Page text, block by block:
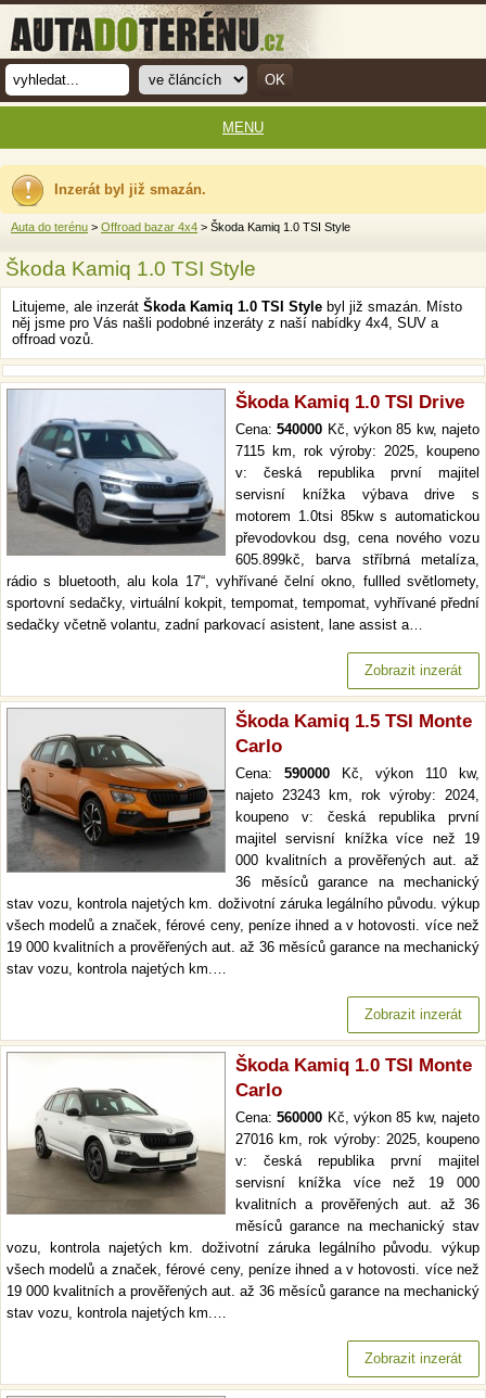
Inzerát byl již smazán.
Auta do terénu > Offroad bazar 4x4 > Škoda Kamiq 1.0 TSI Style
Škoda Kamiq 1.0 TSI Style
Litujeme, ale inzerát Škoda Kamiq 1.0 TSI Style byl již smazán. Místo
něj jsme pro Vás našli podobné inzeráty z naší nabídky 4x4, SUV a
offroad vozů.
Škoda Kamiq 1.0 TSI Drive
Cena:540000 Kč, výkon 85 kw, najeto
7115 km, rok výroby: 2025, koupeno
v: česká republika první majitel
servisní knížka výbava drive s
motorem 1.0tsi 85kw s automatickou
převodovkou dsg, cena nového vozu
605.899kč, barva stříbrná metalíza,
rádio s bluetooth, alu kola 17“, vyhřívané čelní okno, fullled světlomety,
sportovní sedačky, virtuální kokpit, tempomat, tempomat, vyhřívané přední
sedačky včetně volantu, zadní parkovací asistent, lane assist a…
Zobrazit inzerát
Škoda Kamiq 1.5 TSI Monte
Carlo
Cena: 590000 Kč, výkon 110 kw,
najeto 23243 km, rok výroby: 2024,
koupeno v: česká republika první
majitel servisní knížka více než 19
000 kvalitních a prověřených aut. až
36 měsíců garance na mechanický
stav vozu, kontrola najetých km. doživotní záruka legálního původu. výkup
všech modelů a značek, férové ceny, peníze ihned a v hotovosti. více než
19 000 kvalitních a prověřených aut. až 36 měsíců garance na mechanický
stav vozu, kontrola najetých km.…
Zobrazit inzerát
Škoda Kamiq 1.0 TSI Monte
Carlo
Cena:560000 Kč, výkon 85 kw, najeto
27016 km, rok výroby: 2025, koupeno
v: česká republika první majitel
servisní knížka více než 19 000
kvalitních a prověřených aut. až 36
měsíců garance na mechanický stav
vozu, kontrola najetých km. doživotní záruka legálního původu. výkup
všech modelů a značek, férové ceny, peníze ihned a v hotovosti. více než
19 000 kvalitních a prověřených aut. až 36 měsíců garance na mechanický
stav vozu, kontrola najetých km.…
Zobrazit inzerát
MENU